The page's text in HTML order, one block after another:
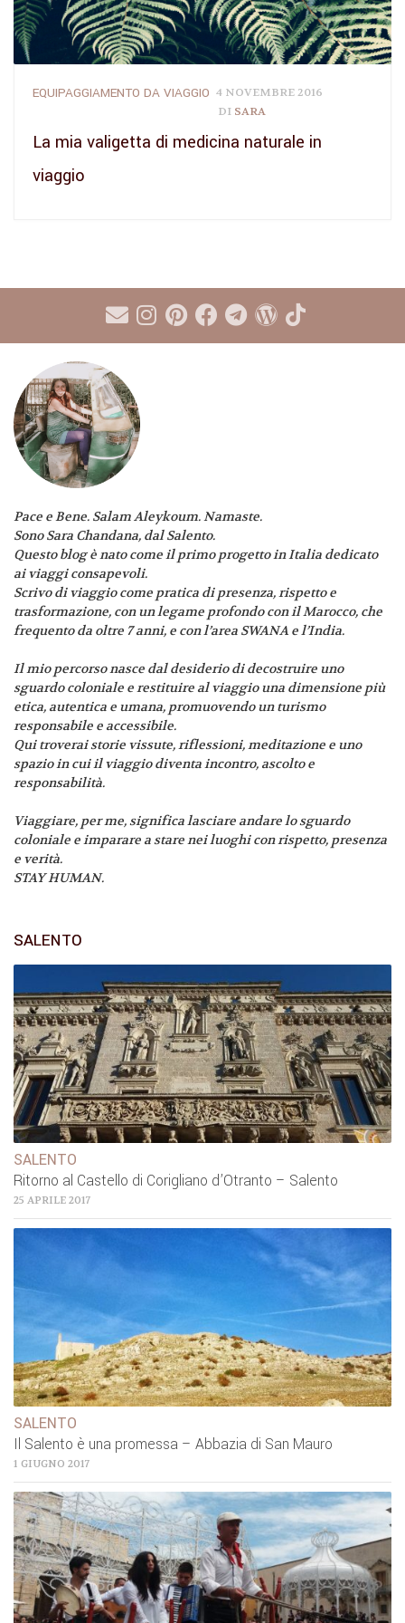
EQUIPAGGIAMENTO DA VIAGGIO 4 NOVEMBRE 2016
DI SARA
La mia valigetta di medicina naturale in
viaggio
Pace e Bene. Salam Aleykoum. Namaste.
Sono Sara Chandana, dal Salento.
Questo blog è nato come il primo progetto in Italia dedicato
ai viaggi consapevoli.
Scrivo di viaggio come pratica di presenza, rispetto e
trasformazione, con un legame profondo con il Marocco, che
frequento da oltre 7 anni, e con l’area SWANA e l’India.
Il mio percorso nasce dal desiderio di decostruire uno
sguardo coloniale e restituire al viaggio una dimensione più
etica, autentica e umana, promuovendo un turismo
responsabile e accessibile.
Qui troverai storie vissute, riflessioni, meditazione e uno
spazio in cui il viaggio diventa incontro, ascolto e
responsabilità.
Viaggiare, per me, significa lasciare andare lo sguardo
coloniale e imparare a stare nei luoghi con rispetto, presenza
e verità.
STAY HUMAN.
SALENTO
SALENTO
Ritorno al Castello di Corigliano d’Otranto – Salento
25 APRILE 2017
SALENTO
Il Salento è una promessa – Abbazia di San Mauro
1 GIUGNO 2017